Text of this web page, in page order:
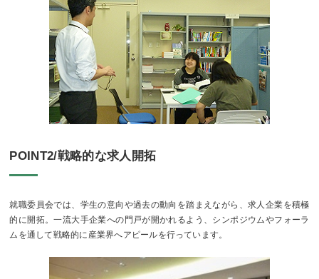
POINT2/戦略的な求人開拓
就職委員会では、学生の意向や過去の動向を踏まえながら、求人企業を積極
的に開拓。一流大手企業への門戸が開かれるよう、シンポジウムやフォーラ
ムを通して戦略的に産業界へアピールを行っています。